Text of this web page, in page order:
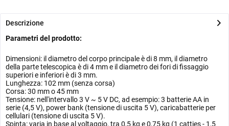
Descrizione
Parametri del prodotto:
Dimensioni: il diametro del corpo principale è di 8 mm, il diametro
della parte telescopica è di 4 mm e il diametro dei fori di fissaggio
superiori e inferiori è di 3 mm.
Lunghezza: 102 mm (senza corsa)
Corsa: 30 mm o 45 mm
Tensione: nell'intervallo 3 V ~ 5 V DC, ad esempio: 3 batterie AA in
serie (4,5 V), power bank (tensione di uscita 5 V), caricabatterie per
cellulari (tensione di uscita 5 V).
Spinta: varia in base al voltaggio, tra 0,5 kg e 0,75 kg (1 catties - 1,5